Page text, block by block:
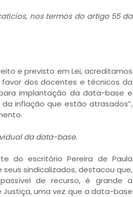
nos termos do artigo 55 da
e previsto em Lei, acreditamos
dos docentes e técnicos da
implantação da data-base e
inflação que estão atrasados”,
da data-base.
do escritório Pereira de Paula
sindicalizados, destacou que,
de recurso, é grande a
Justiça, uma vez que a data-base